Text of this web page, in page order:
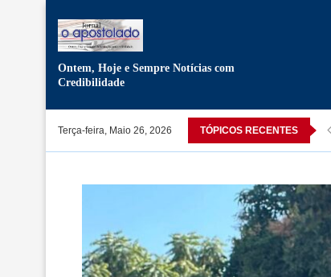
Ontem, Hoje e Sempre Notícias com
Credibilidade
Terça-feira, Maio 26, 2026 TÓPICOS RECENTES
presos por participarem numa acção de direitos humanos